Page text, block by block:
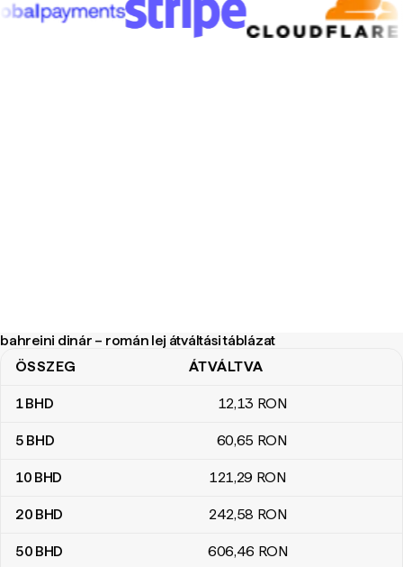
bahreini dinár – román lej átváltási táblázat
bahreini dinár – román lej átváltási táblázat
ÖSSZEG ÁTVÁLTVA
1BHD 12,13 RON
5 BHD 60,65 RON
10 BHD 121,29 RON
20 BHD 242,58 RON
50 BHD 606,46 RON